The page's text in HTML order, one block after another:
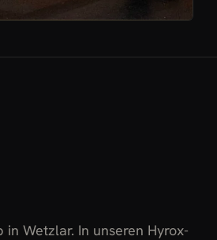
in Wetzlar. In unseren Hyrox-